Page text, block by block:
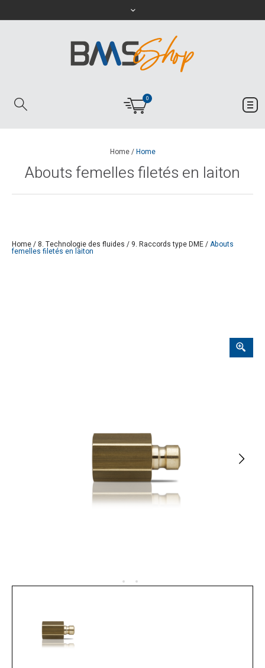
0
Home/Home
Abouts femelles filetés en laiton
Home/8. Technologie des fluides / 9. Raccords type DME/Abouts
femelles filetés en laiton